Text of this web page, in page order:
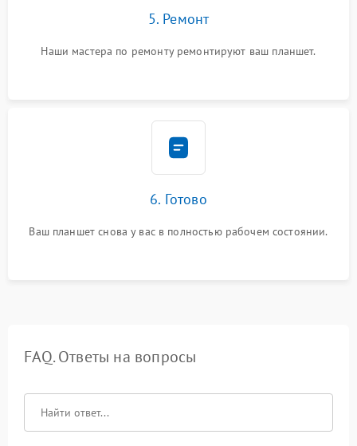
5. Ремонт
Наши мастера по ремонту ремонтируют ваш планшет.
6. Готово
Ваш планшет снова у вас в полностью рабочем состоянии.
FAQ. Ответы на вопросы